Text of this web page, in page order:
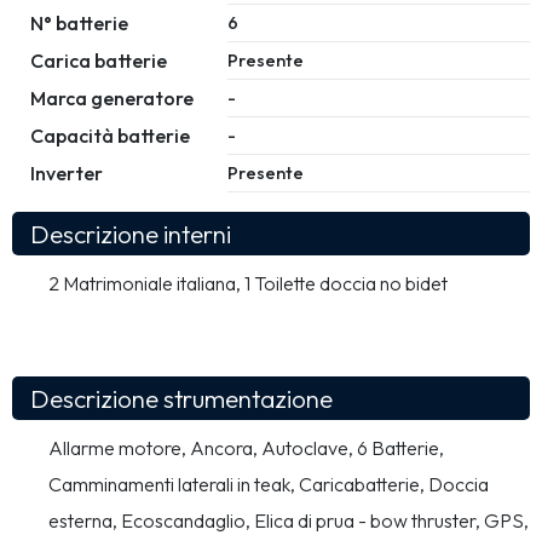
N° batterie 6
Carica batterie Presente
Marca generatore -
Capacità batterie -
Inverter Presente
Descrizione interni
2 Matrimoniale italiana, 1 Toilette doccia no bidet
Descrizione strumentazione
Allarme motore, Ancora, Autoclave, 6 Batterie,
Camminamenti laterali in teak, Caricabatterie, Doccia
esterna, Ecoscandaglio, Elica di prua - bow thruster, GPS,